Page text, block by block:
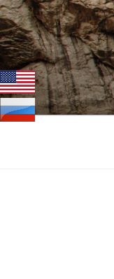
Перейти
к
содержимому